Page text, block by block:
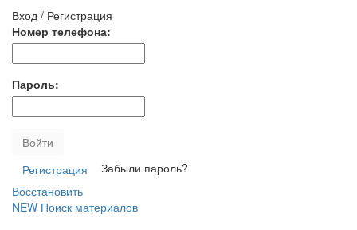
Вход / Регистрация
Номер телефона:
Пароль:
Войти
Регистрация
Забыли пароль?
Восстановить
NEW Поиск материалов